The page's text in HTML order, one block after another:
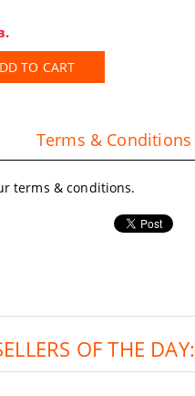
TO CART
Terms & Conditions
terms & conditions.
OF THE DAY: